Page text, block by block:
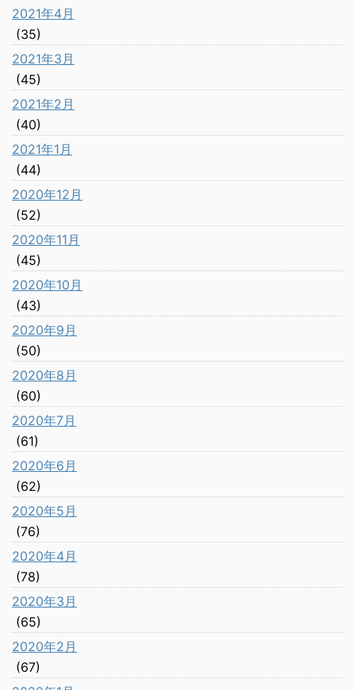
2021年4月
(35)
2021年3月
(45)
2021年2月
(40)
2021年1月
(44)
2020年12月
(52)
2020年11月
(45)
2020年10月
(43)
2020年9月
(50)
2020年8月
(60)
2020年7月
(61)
2020年6月
(62)
2020年5月
(76)
2020年4月
(78)
2020年3月
(65)
2020年2月
(67)